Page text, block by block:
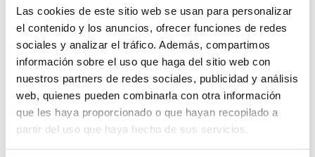
Las cookies de este sitio web se usan para personalizar
el contenido y los anuncios, ofrecer funciones de redes
sociales y analizar el tráfico. Además, compartimos
información sobre el uso que haga del sitio web con
nuestros partners de redes sociales, publicidad y análisis
web, quienes pueden combinarla con otra información
que les haya proporcionado o que hayan recopilado a
partir del uso que haya hecho de sus servicios.
director deportivo
Desde su experiencia en este ámbito, Toni
Ferrer tratará de concienciar a los clubes y
entidades de la necesidad de la figura del
director deportivo, al tiempo que analizará
las funciones que éste debe desarrollar.